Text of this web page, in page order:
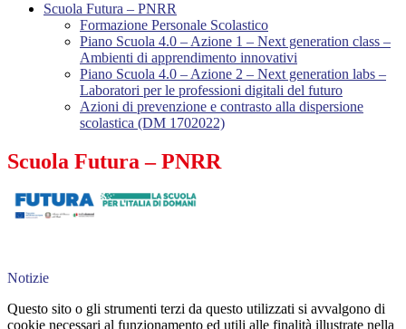
Scuola Futura – PNRR
Formazione Personale Scolastico
Piano Scuola 4.0 – Azione 1 – Next generation class –
Ambienti di apprendimento innovativi
Piano Scuola 4.0 – Azione 2 – Next generation labs –
Laboratori per le professioni digitali del futuro
Azioni di prevenzione e contrasto alla dispersione
scolastica (DM 1702022)
Scuola Futura – PNRR
Notizie
Questo sito o gli strumenti terzi da questo utilizzati si avvalgono di
cookie necessari al funzionamento ed utili alle finalità illustrate nella